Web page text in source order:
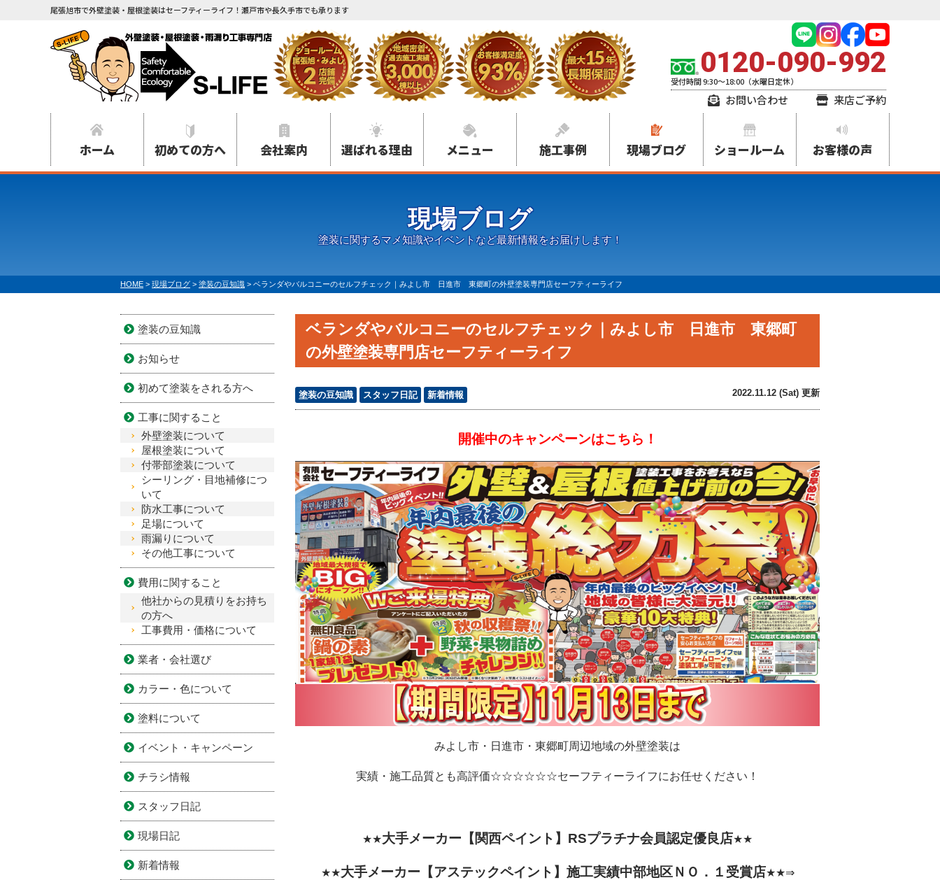
尾張旭市で外壁塗装・屋根塗装はセーフティーライフ！瀬戸市や長久手市でも承ります
0120-090-992
受付時間 9:30～18:00（水曜日定休）
お問い合わせ 来店ご予約
ホーム 初めての方へ 会社案内 選ばれる理由 メニュー 施工事例 現場ブログ ショールーム お客様の声
現場ブログ
塗装に関するマメ知識やイベントなど最新情報をお届けします！
HOME > 現場ブログ > 塗装の豆知識 > ベランダやバルコニーのセルフチェック｜みよし市 日進市 東郷町の外壁塗装専門店セーフティーライフ
ベランダやバルコニーのセルフチェック｜みよし市 日進市 東郷町
の外壁塗装専門店セーフティーライフ
塗装の豆知識 スタッフ日記 新着情報 2022.11.12 (Sat) 更新
開催中のキャンペーンはこちら！
みよし市・日進市・東郷町周辺地域の外壁塗装は
実績・施工品質とも高評価☆☆☆☆☆☆セーフティーライフにお任せください！
★★大手メーカー【関西ペイント】RSプラチナ会員認定優良店★★
★★大手メーカー【アステックペイント】施工実績中部地区ＮＯ．１受賞店★★⇒
塗装の豆知識
お知らせ
初めて塗装をされる方へ
工事に関すること
外壁塗装について
屋根塗装について
付帯部塗装について
シーリング・目地補修につ
いて
防水工事について
足場について
雨漏りについて
その他工事について
費用に関すること
他社からの見積りをお持ち
の方へ
工事費用・価格について
業者・会社選び
カラー・色について
塗料について
イベント・キャンペーン
チラシ情報
スタッフ日記
現場日記
新着情報